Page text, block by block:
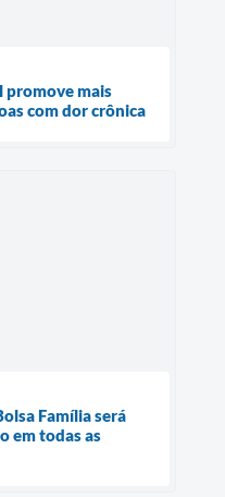
promove mais
com dor crônica
Família será
em todas as